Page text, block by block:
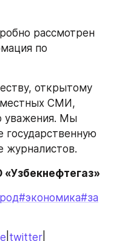
рассмотрен
по
открытому
местных СМИ,
уважения. Мы
журналистов.
#экономика#за
twitter